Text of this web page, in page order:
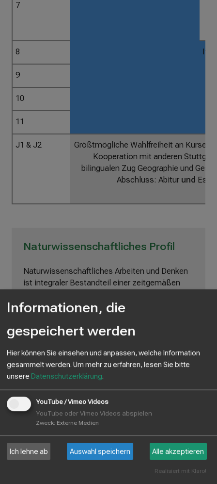
7
8
9
10
11
J1 & J2
Größtmögliche Wahlfreiheit an Kursen
Kooperation mit anderen
bilingualen Zug Geographie und
Abschluss: Abitur und
Naturwissenschaftliches Profil
Naturwissenschaftliches Arbeiten und Denken
ist integraler Bestandteil einer zeitgemäßen
ermöglicht fächerverbindenden und modernen
Unterricht im Fach Naturwissenschaft,
Informatik und Technik (NIT). Auch in diesem
Profil kann Latein, Französisch oder Japanisch
(Kooperationskurs mit dem Königin-Olga-Stift)
erlernt werden.
Sprachenfolge im naturwissenschaftlichen
Profil:
Klasse 5: Englisch
Klasse 6: FranzösischoderLatein
Klasse 8: Latein AG (fakultativ, dreistündig)
Informationen, die
gespeichert werden
Hier können Sie einsehen und anpassen, welche Information
gesammelt werden. Um mehr zu erfahren, lesen Sie bitte
unsere Datenschutzerklärung.
YouTube / Vimeo Videos
YouTube oder Vimeo Videos abspielen
Zweck: Externe Medien
Ich lehne ab Auswahl speichern Alle akzeptieren
Realisiert mit Klaro!